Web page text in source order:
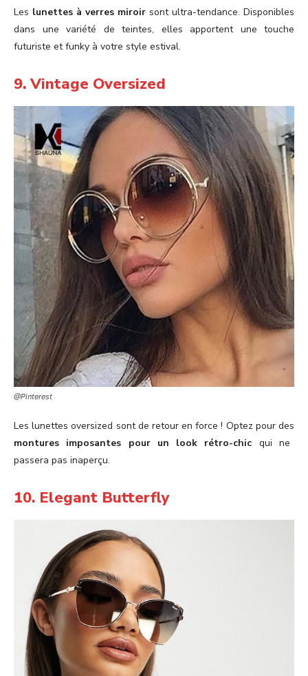
Les lunettes à verres miroir sont ultra-tendance. Disponibles
dans une variété de teintes, elles apportent une touche
futuriste et funky à votre style estival.
9. Vintage Oversized
@Pinterest
Les lunettes oversized sont de retour en force ! Optez pour des
montures imposantes pour un look rétro-chic qui ne
passera pas inaperçu.
10. Elegant Butterfly